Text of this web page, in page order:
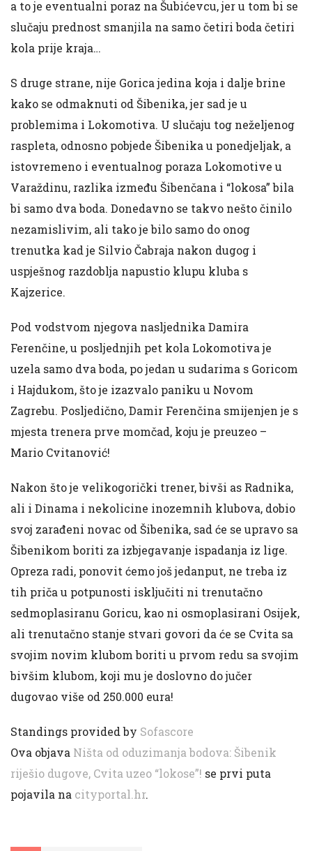
a to je eventualni poraz na Šubićevcu, jer u tom bi se
slučaju prednost smanjila na samo četiri boda četiri
kola prije kraja…
S druge strane, nije Gorica jedina koja i dalje brine
kako se odmaknuti od Šibenika, jer sad je u
problemima i Lokomotiva. U slučaju tog neželjenog
raspleta, odnosno pobjede Šibenika u ponedjeljak, a
istovremeno i eventualnog poraza Lokomotive u
Varaždinu, razlika između Šibenčana i “lokosa” bila
bi samo dva boda. Donedavno se takvo nešto činilo
nezamislivim, ali tako je bilo samo do onog
trenutka kad je Silvio Čabraja nakon dugog i
uspješnog razdoblja napustio klupu kluba s
Kajzerice.
Pod vodstvom njegova nasljednika Damira
Ferenčine, u posljednjih pet kola Lokomotiva je
uzela samo dva boda, po jedan u sudarima s Goricom
i Hajdukom, što je izazvalo paniku u Novom
Zagrebu. Posljedično, Damir Ferenčina smijenjen je s
mjesta trenera prve momčad, koju je preuzeo –
Mario Cvitanović!
Nakon što je velikogorički trener, bivši as Radnika,
ali i Dinama i nekolicine inozemnih klubova, dobio
svoj zarađeni novac od Šibenika, sad će se upravo sa
Šibenikom boriti za izbjegavanje ispadanja iz lige.
Opreza radi, ponovit ćemo još jedanput, ne treba iz
tih priča u potpunosti isključiti ni trenutačno
sedmoplasiranu Goricu, kao ni osmoplasirani Osijek,
ali trenutačno stanje stvari govori da će se Cvita sa
svojim novim klubom boriti u prvom redu sa svojim
bivšim klubom, koji mu je doslovno do jučer
dugovao više od 250.000 eura!
Standings provided by Sofascore
Ova objava Ništa od oduzimanja bodova: Šibenik
riješio dugove, Cvita uzeo “lokose”! se prvi puta
pojavila na cityportal.hr.